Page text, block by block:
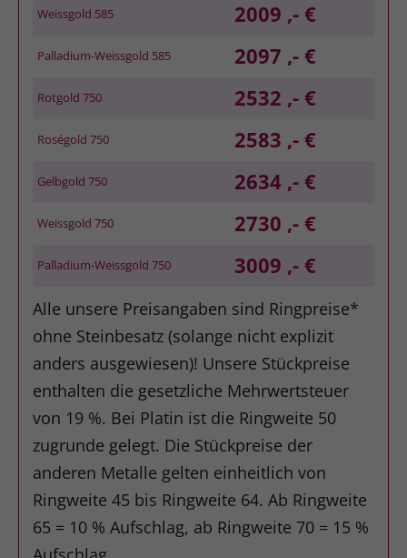
Weissgold 585 2009 ,- €
Palladium-Weissgold 585 2097 ,- €
Rotgold 750 2532 ,- €
Roségold 750 2583 ,- €
Gelbgold 750 2634 ,- €
Weissgold 750 2730 ,- €
Palladium-Weissgold 750 3009 ,- €
Alle unsere Preisangaben sind Ringpreise*
ohne Steinbesatz (solange nicht explizit
anders ausgewiesen)! Unsere Stückpreise
enthalten die gesetzliche Mehrwertsteuer
von 19 %. Bei Platin ist die Ringweite 50
zugrunde gelegt. Die Stückpreise der
anderen Metalle gelten einheitlich von
Ringweite 45 bis Ringweite 64. Ab Ringweite
65 = 10 % Aufschlag, ab Ringweite 70 = 15 %